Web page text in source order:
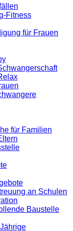
Fitness
für Frauen
für Familien
an Schulen
Baustelle